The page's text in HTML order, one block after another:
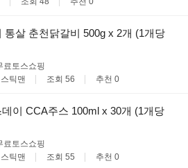
통살 춘천닭갈비 500g x 2개 (1개당
료토스쇼핑
틱맨 조회 56 추천 0
이 CCA주스 100ml x 30개 (1개당
료토스쇼핑
틱맨 조회 55 추천 0